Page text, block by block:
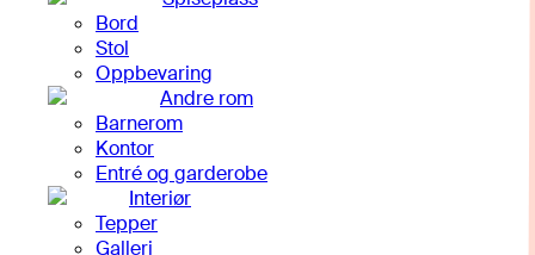
Bord
Stol
Oppbevaring
Andre rom
Barnerom
Kontor
Entré og garderobe
Interiør
Tepper
Galleri